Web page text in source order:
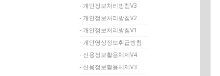
- 개인정보처리방침V3
- 개인정보처리방침V2
- 개인정보처리방침V1
- 개인영상정보취급방침
- 신용정보활용체제V4
- 신용정보활용체제V3